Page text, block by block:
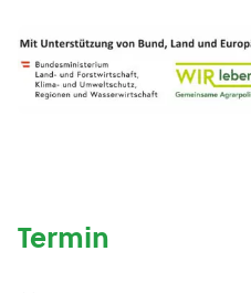
Termin